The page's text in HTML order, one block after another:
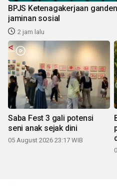
BPJS Ketenagakerjaan
jaminan sosial
2 jam lalu
Saba Fest 3 gali potensi
seni anak sejak dini
05 August 2026 23:17 WIB